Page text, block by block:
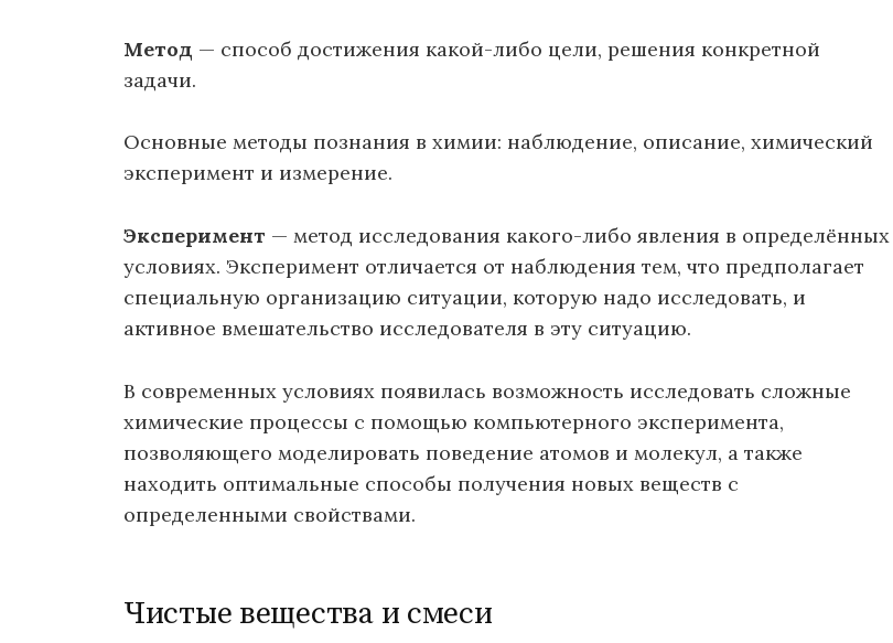
Метод — способ достижения какой-либо цели, решения конкретной
задачи.
Основные методы познания в химии: наблюдение, описание, химический
эксперимент и измерение.
Эксперимент — метод исследования какого-либо явления в определённых
условиях. Эксперимент отличается от наблюдения тем, что предполагает
специальную организацию ситуации, которую надо исследовать, и
активное вмешательство исследователя в эту ситуацию.
В современных условиях появилась возможность исследовать сложные
химические процессы с помощью компьютерного эксперимента,
позволяющего моделировать поведение атомов и молекул, а также
находить оптимальные способы получения новых веществ с
определенными свойствами.
Чистые вещества и смеси